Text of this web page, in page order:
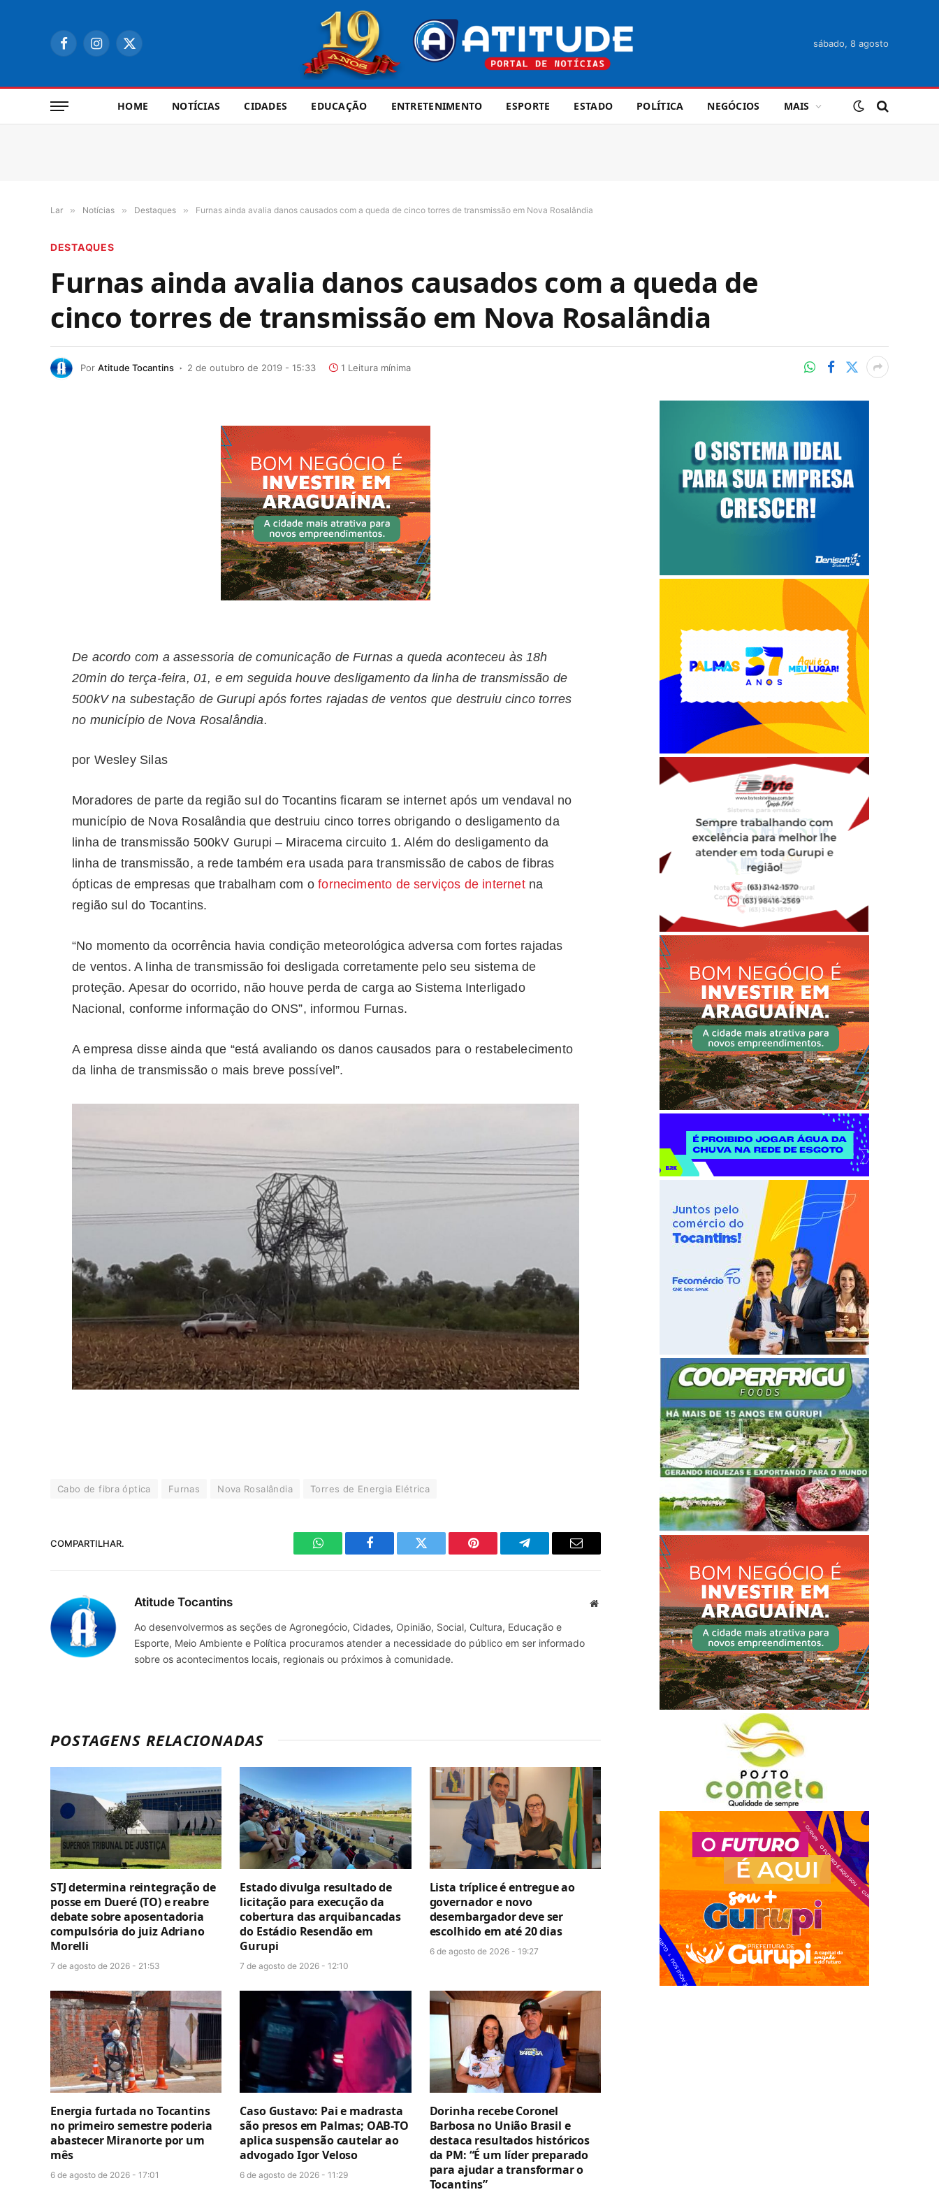
FacebookInstagram
X
sábado, 8 agosto
HOME NOTÍCIAS CIDADES EDUCAÇÃO ENTRETENIMENTO ESPORTE ESTADO POLÍTICA NEGÓCIOS MAIS
Lar » Notícias » Destaques » Furnas ainda avalia danos causados com a queda de cinco torres de transmissão em Nova Rosalândia
DESTAQUES
Furnas ainda avalia danos causados com a queda de
cinco torres de transmissão em Nova Rosalândia
Por Atitude Tocantins 2 de outubro de 2019 - 15:33 1 Leitura mínima
De acordo com a assessoria de comunicação de Furnas a queda aconteceu às 18h
20min do terça-feira, 01, e em seguida houve desligamento da linha de transmissão de
500kV na subestação de Gurupi após fortes rajadas de ventos que destruiu cinco torres
no município de Nova Rosalândia.
por Wesley Silas
Moradores de parte da região sul do Tocantins ficaram se internet após um vendaval no
município de Nova Rosalândia que destruiu cinco torres obrigando o desligamento da
linha de transmissão 500kV Gurupi – Miracema circuito 1. Além do desligamento da
linha de transmissão, a rede também era usada para transmissão de cabos de fibras
ópticas de empresas que trabalham com o fornecimento de serviços de internetna
região sul do Tocantins.
“No momento da ocorrência havia condição meteorológica adversa com fortes rajadas
de ventos. A linha de transmissão foi desligada corretamente pelo seu sistema de
proteção. Apesar do ocorrido, não houve perda de carga ao Sistema Interligado
Nacional, conforme informação do ONS”, informou Furnas.
A empresa disse ainda que “está avaliando os danos causados para o restabelecimento
da linha de transmissão o mais breve possível”.
Cabo de fibra óptica Furnas Nova Rosalândia Torres de Energia Elétrica
COMPARTILHAR.
WhatsAppFacebook Twitter Pinterest TelegramaE-
Atitude Tocantins Site
Ao desenvolvermos as seções de Agronegócio, Cidades, Opinião, Social, Cultura, Educação e
Esporte, Meio Ambiente e Política procuramos atender a necessidade do público em ser informado
sobre os acontecimentos locais, regionais ou próximos à comunidade.
POSTAGENS RELACIONADAS
STJ determina reintegração de
posse em Dueré (TO) e reabre
debate sobre aposentadoria
compulsória do juiz Adriano
Morelli
7 de agosto de 2026 - 21:53
Estado divulga resultado de
licitação para execução da
cobertura das arquibancadas
do Estádio Resendão em
Gurupi
7 de agosto de 2026 - 12:10
Lista tríplice é entregue ao
governador e novo
desembargador deve ser
escolhido em até 20 dias
6 de agosto de 2026 - 19:27
Energia furtada no Tocantins
no primeiro semestre poderia
abastecer Miranorte por um
mês
6 de agosto de 2026 - 17:01
Caso Gustavo: Pai e madrasta
são presos em Palmas; OAB-TO
aplica suspensão cautelar ao
advogado Igor Veloso
6 de agosto de 2026 - 11:29
Dorinha recebe Coronel
Barbosa no União Brasil e
destaca resultados históricos
da PM: “É um líder preparado
para ajudar a transformar o
Tocantins”